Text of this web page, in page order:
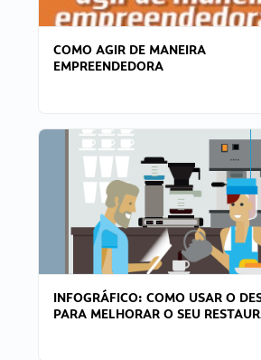
COMO AGIR DE MANEIRA
EMPREENDEDORA
INFOGRÁFICO: COMO USAR O
PARA MELHORAR O SEU